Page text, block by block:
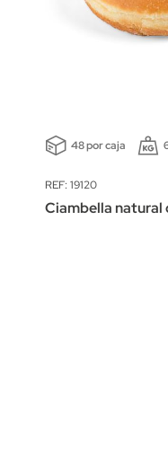
48 por caja
REF: 19120
Ciambella natural